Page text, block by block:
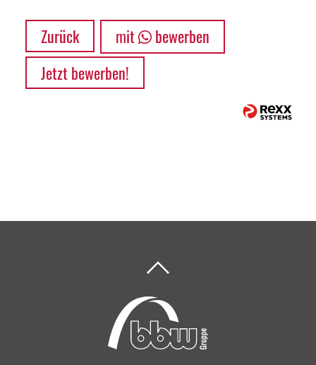
Zurück mit
bewerben
Jetzt bewerben!